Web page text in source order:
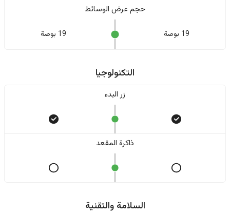
حجم عرض الوسائط
19 بوصة 19 بوصة
التكنولوجيا
زر البدء
ذاكرة المقعد
السلامة والتقنية